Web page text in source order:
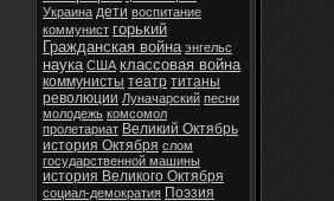
Украина дети воспитание
коммунист горький
Гражданская война энгельс
наука США классовая война
коммунисты театр титаны
революции Луначарский песни
молодежь комсомол
пролетариат Великий Октябрь
история Октября слом
государственной машины
история Великого Октября
социал-демократия Поэзия